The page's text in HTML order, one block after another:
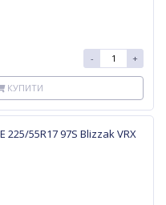
- +
КУПИТИ